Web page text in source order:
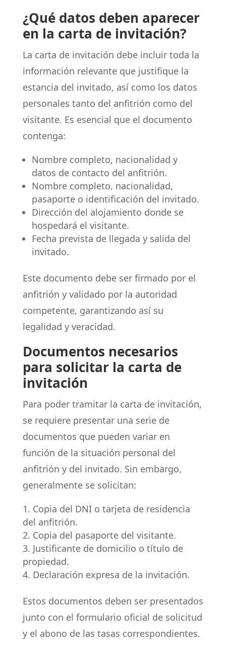
¿Qué datos deben aparecer
en la carta de invitación?
La carta de invitación debe incluir toda la
información relevante que justifique la
estancia del invitado, así como los datos
personales tanto del anfitrión como del
visitante. Es esencial que el documento
contenga:
Nombre completo, nacionalidad y
datos de contacto del anfitrión.
Nombre completo, nacionalidad,
pasaporte o identificación del invitado.
Dirección del alojamiento donde se
hospedará el visitante.
Fecha prevista de llegada y salida del
invitado.
Este documento debe ser firmado por el
anfitrión y validado por la autoridad
competente, garantizando así su
legalidad y veracidad.
Documentos necesarios
para solicitar la carta de
invitación
Para poder tramitar la carta de invitación,
se requiere presentar una serie de
documentos que pueden variar en
función de la situación personal del
anfitrión y del invitado. Sin embargo,
generalmente se solicitan:
Copia del DNI o tarjeta de residencia
del anfitrión.
Copia del pasaporte del visitante.
Justificante de domicilio o título de
propiedad.
Declaración expresa de la invitación.
Estos documentos deben ser presentados
junto con el formulario oficial de solicitud
y el abono de las tasas correspondientes.